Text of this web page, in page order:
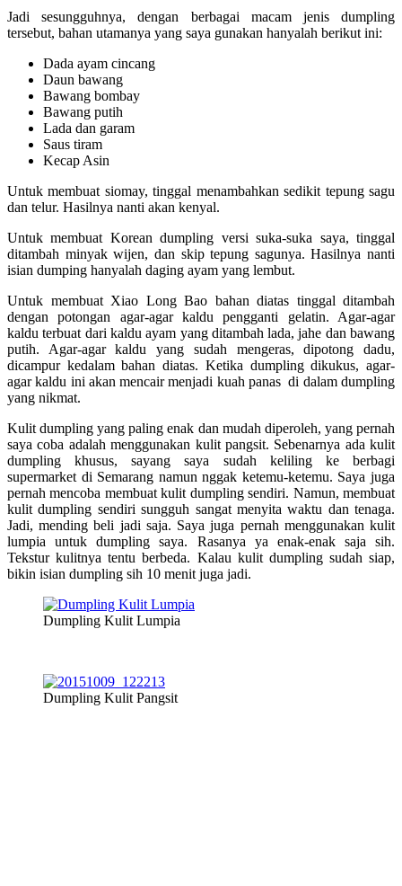
Jadi sesungguhnya, dengan berbagai macam jenis dumpling
tersebut, bahan utamanya yang saya gunakan hanyalah berikut ini:
Dada ayam cincang
Daun bawang
Bawang bombay
Bawang putih
Lada dan garam
Saus tiram
Kecap Asin
Untuk membuat siomay, tinggal menambahkan sedikit tepung sagu
dan telur. Hasilnya nanti akan kenyal.
Untuk membuat Korean dumpling versi suka-suka saya, tinggal
ditambah minyak wijen, dan skip tepung sagunya. Hasilnya nanti
isian dumping hanyalah daging ayam yang lembut.
Untuk membuat Xiao Long Bao bahan diatas tinggal ditambah
dengan potongan agar-agar kaldu pengganti gelatin. Agar-agar
kaldu terbuat dari kaldu ayam yang ditambah lada, jahe dan bawang
putih. Agar-agar kaldu yang sudah mengeras, dipotong dadu,
dicampur kedalam bahan diatas. Ketika dumpling dikukus, agar-
agar kaldu ini akan mencair menjadi kuah panas di dalam dumpling
yang nikmat.
Kulit dumpling yang paling enak dan mudah diperoleh, yang pernah
saya coba adalah menggunakan kulit pangsit. Sebenarnya ada kulit
dumpling khusus, sayang saya sudah keliling ke berbagi
supermarket di Semarang namun nggak ketemu-ketemu. Saya juga
pernah mencoba membuat kulit dumpling sendiri. Namun, membuat
kulit dumpling sendiri sungguh sangat menyita waktu dan tenaga.
Jadi, mending beli jadi saja. Saya juga pernah menggunakan kulit
lumpia untuk dumpling saya. Rasanya ya enak-enak saja sih.
Tekstur kulitnya tentu berbeda. Kalau kulit dumpling sudah siap,
bikin isian dumpling sih 10 menit juga jadi.
Dumpling Kulit Lumpia
Dumpling Kulit Pangsit